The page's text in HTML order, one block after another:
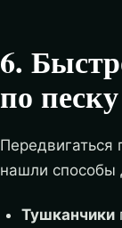
6.
по песку
нашли способы
Тушканчики